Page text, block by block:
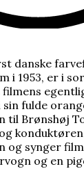
danske
i 1953, er i
sin fulde
til Brønshøj
og synger
og en